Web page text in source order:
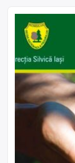
se vor alătura